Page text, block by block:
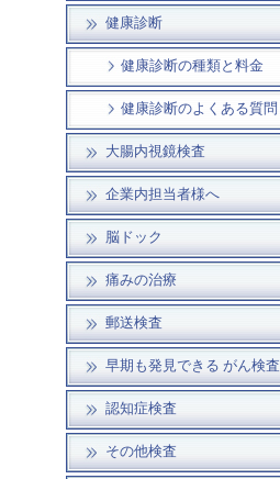
健康診断
健康診断の種類と料金
健康診断のよくある質問
大腸内視鏡検査
企業内担当者様へ
脳ドック
痛みの治療
郵送検査
早期も発見できる がん検査
認知症検査
その他検査